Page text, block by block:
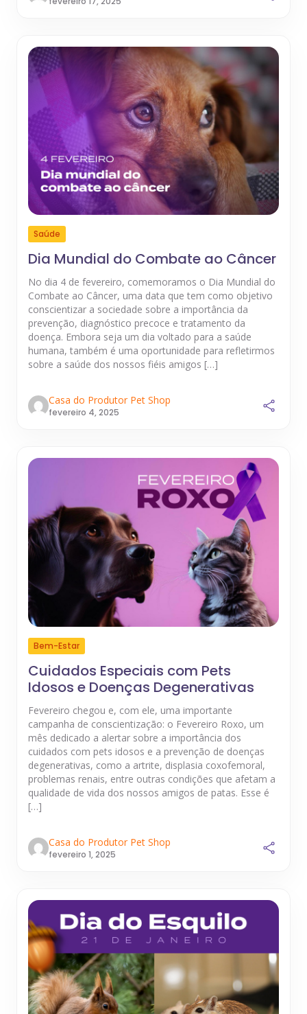
Saúde
Dia Mundial do Combate ao Câncer
No dia 4 de fevereiro, comemoramos o Dia Mundial do
Combate ao Câncer, uma data que tem como objetivo
conscientizar a sociedade sobre a importância da
prevenção, diagnóstico precoce e tratamento da
doença. Embora seja um dia voltado para a saúde
humana, também é uma oportunidade para refletirmos
sobre a saúde dos nossos fiéis amigos […]
Casa do Produtor Pet Shop
fevereiro 4, 2025
Bem-Estar
Cuidados Especiais com Pets
Idosos e Doenças Degenerativas
Fevereiro chegou e, com ele, uma importante
campanha de conscientização: o Fevereiro Roxo, um
mês dedicado a alertar sobre a importância dos
cuidados com pets idosos e a prevenção de doenças
degenerativas, como a artrite, displasia coxofemoral,
problemas renais, entre outras condições que afetam a
qualidade de vida dos nossos amigos de patas. Esse é
[…]
Casa do Produtor Pet Shop
fevereiro 1, 2025